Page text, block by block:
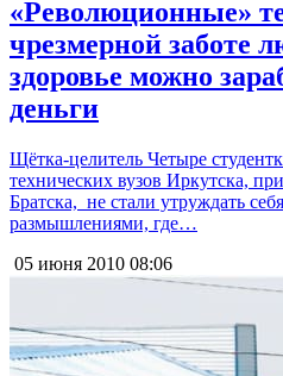
«Революционные»
чрезмерной заботе
здоровье можно
деньги
Щётка-целитель Четыре
технических вузов Иркутска,
Братска, не стали утруждать
размышлениями, где…
05 июня 2010 08:06